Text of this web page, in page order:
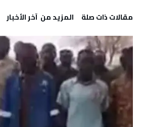
‫مقالات ذات صلة‬ ‫المزيد من ‬ آخر الأخبار